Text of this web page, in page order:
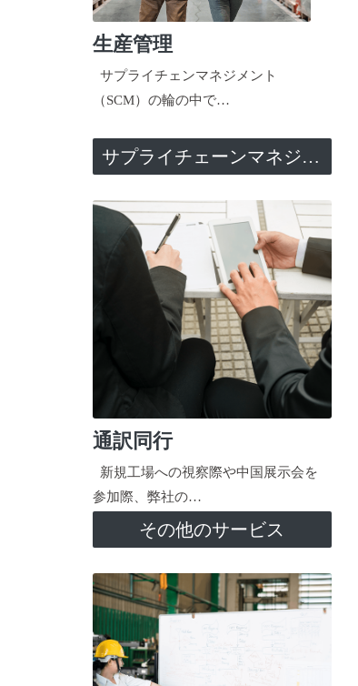
生産管理
サプライチェンマネジメント
（SCM）の輪の中で…
サプライチェーンマネジメント
通訳同行
新規工場への視察際や中国展示会を
参加際、弊社の…
その他のサービス